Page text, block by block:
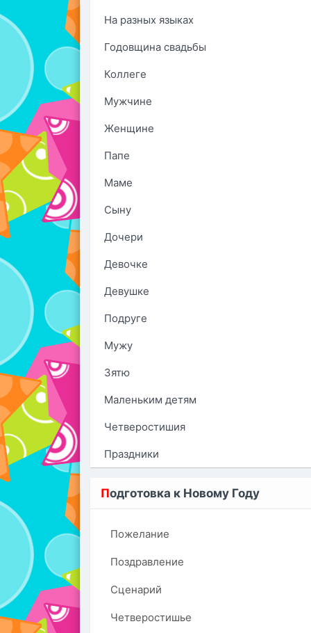
На разных языках
Годовщина свадьбы
Коллеге
Мужчине
Женщине
Папе
Маме
Сыну
Дочери
Девочке
Девушке
Подруге
Мужу
Зятю
Маленьким детям
Четверостишия
Праздники
Подготовка к Новому Году
Пожелание
Поздравление
Сценарий
Четверостишье